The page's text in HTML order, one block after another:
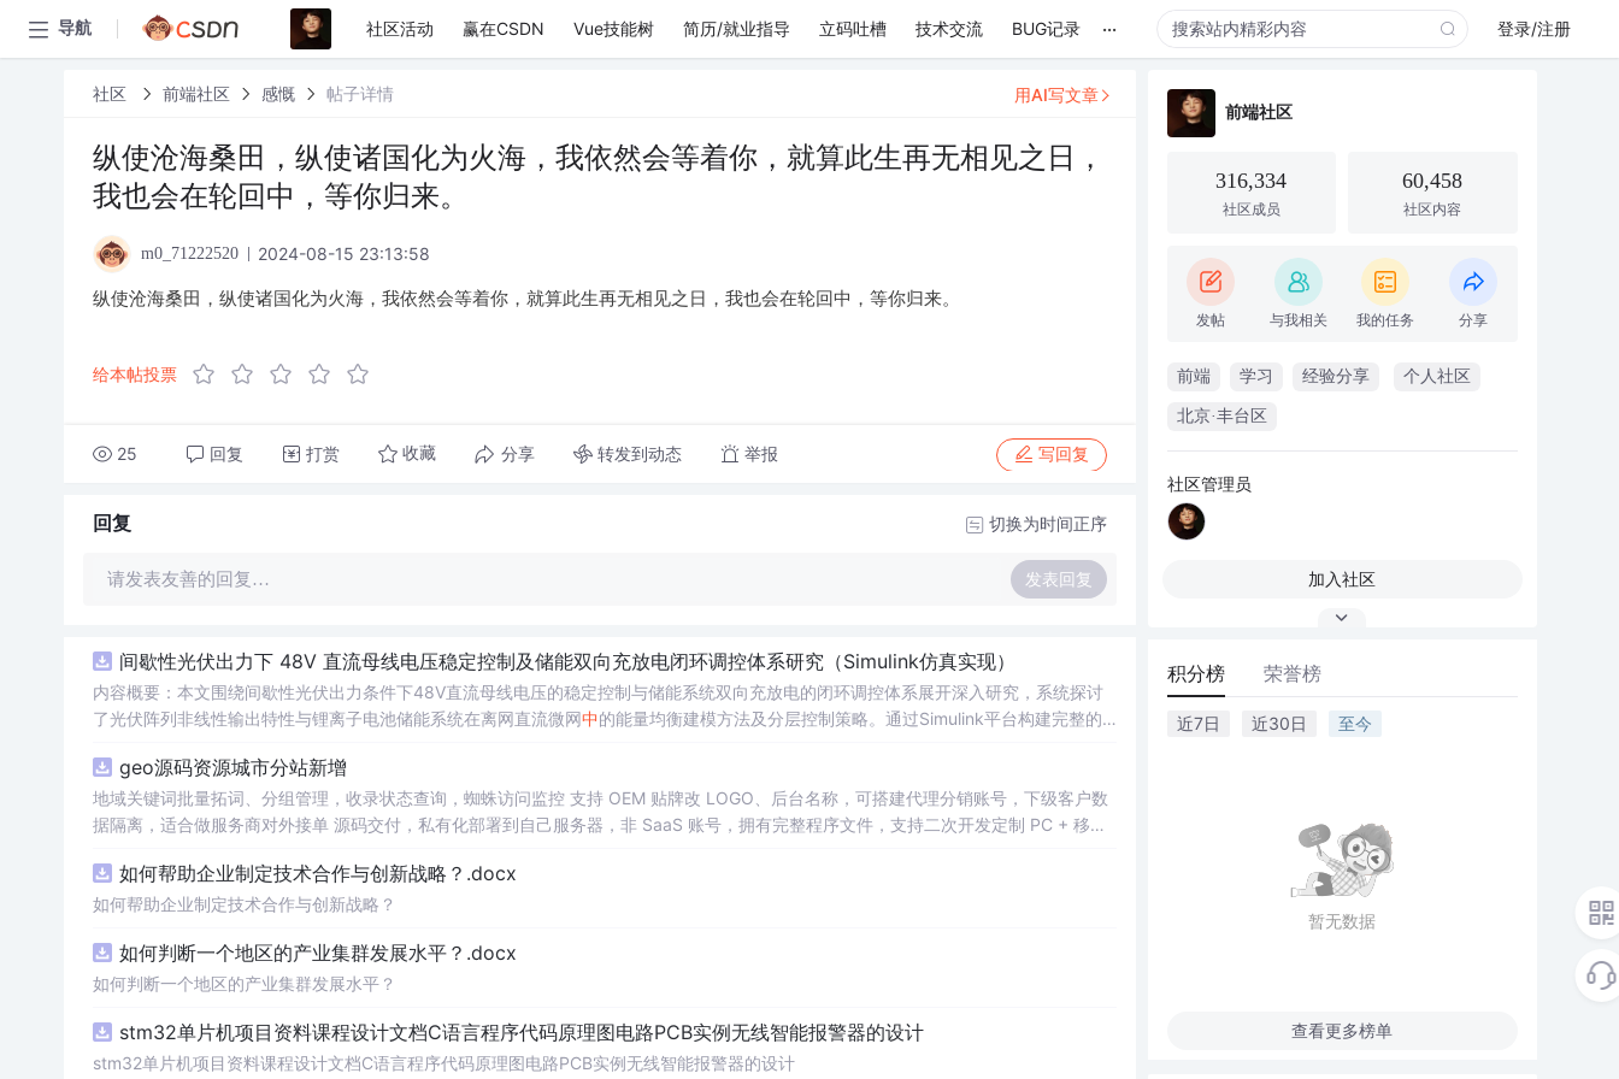
导航 社区活动 赢在CSDN Vue技能树 简历/就业指导 立码吐槽 技术交流 BUG记录 ... 登录/注册
社区 前端社区 感慨 帖子详情
纵使沧海桑田，纵使诸国化为火海，我依然会等着你，就算此生再无相见之日，
我也会在轮回中，等你归来。
m0_71222520 2024-08-15 23:13:58
纵使沧海桑田，纵使诸国化为火海，我依然会等着你，就算此生再无相见之日，我也会在轮回中，等你归来。
给本帖投票
25 回复 打赏 收藏 分享 转发到动态 举报 写回复
用AI写文章
回复 切换为时间正序
请发表友善的回复… 发表回复
间歇性光伏出力下 48V 直流母线电压稳定控制及储能双向充放电闭环调控体系研究（Simulink仿真实现）
内容概要：本文围绕间歇性光伏出力条件下48V直流母线电压的稳定控制与储能系统双向充放电的闭环调控体系展开深入研究，系统探讨
了光伏阵列非线性输出特性与锂离子电池储能系统在离网直流微网中的能量均衡建模方法及分层控制策略。通过Simulink平台构建完整的
跟踪（MPPT）与储能系统的协同控制，有效应对光照波动引起的功率供需失衡问题。研究采用双PI闭环控制、模型预测控制（MPC）等
多种先进控制算法，显著提升了系统的动态响应速度与直流母线电压稳定性，并实现了储能系统在削峰填谷中的优化运行，对于增强离网
微网的供电可靠性与能源利用效率具有重要理论价值和工程意义。; 适合人群：具备电力电子、新能源系统或自动控制等相关领域基础知识
能系统Simulink仿真模型；② 实现间歇性光照条件下48V直流母线电压的精确稳定控制与储能系统的双向能量管理；③ 研究MPPT控制
与储能充放电策略之间的协同机制，提升系统在复杂工况下的运行稳定性与鲁棒性；④ 为微电网能量管理系统的设计、优化与性能验证提
注MPPT控制策略的实现、双向DC-DC变换器的设计以及电压外环与电流内环构成的双闭环控制结构的参数整定，并通过设置不同的光照
强度变化曲线和负载投切工况，全面测试和评估系统的动态响应能力与控制性能。
geo源码资源城市分站新增
地域关键词批量拓词、分组管理，收录状态查询，蜘蛛访问监控 支持 OEM 贴牌改 LOGO、后台名称，可搭建代理分销账号，下级客户数
据隔离，适合做服务商对外接单 源码交付，私有化部署到自己服务器，非 SaaS 账号，拥有完整程序文件，支持二次开发定制 PC + 移动
如何帮助企业制定技术合作与创新战略？.docx
如何帮助企业制定技术合作与创新战略？
如何判断一个地区的产业集群发展水平？.docx
如何判断一个地区的产业集群发展水平？
stm32单片机项目资料课程设计文档C语言程序代码原理图电路PCB实例无线智能报警器的设计
stm32单片机项目资料课程设计文档C语言程序代码原理图电路PCB实例无线智能报警器的设计
前端社区
316,334
社区成员
60,458
社区内容
发帖 与我相关 我的任务 分享
前端 学习 经验分享 个人社区
北京·丰台区
社区管理员
加入社区
积分榜 荣誉榜
近7日 近30日 至今
暂无数据
查看更多榜单